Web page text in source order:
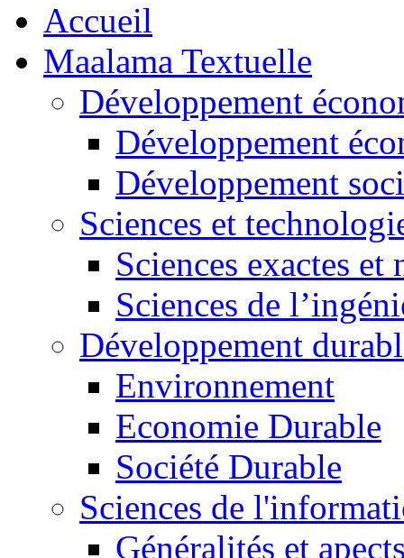
Accueil
Maalama Textuelle
Développement
Développement
Développement
Sciences et
Sciences exactes et
Sciences de
Développement
Environnement
Economie Durable
Société Durable
Sciences de
Généralités et